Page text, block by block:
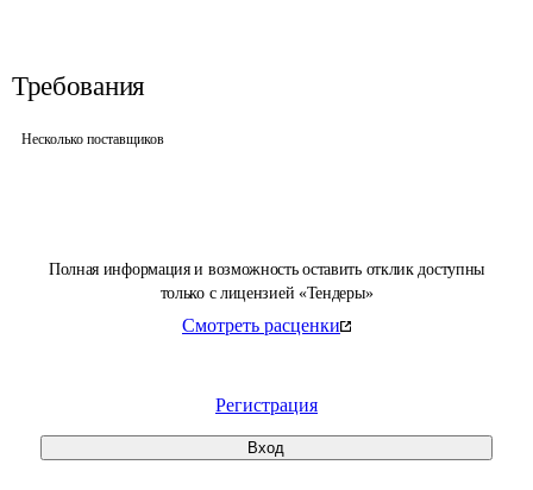
Полная информация и возможность оставить отклик доступны
только с лицензией «Тендеры»
Смотреть расценки
Регистрация
Вход
Требования
Несколько поставщиков